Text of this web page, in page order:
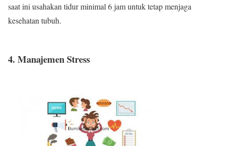
saat ini usahakan tidur minimal 6 jam untuk tetap menjaga
kesehatan tubuh.
4. Manajemen Stress